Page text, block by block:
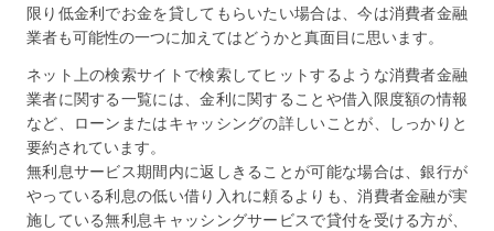
限り低金利でお金を貸してもらいたい場合は、今は消費者金融
業者も可能性の一つに加えてはどうかと真面目に思います。
ネット上の検索サイトで検索してヒットするような消費者金融
業者に関する一覧には、金利に関することや借入限度額の情報
など、ローンまたはキャッシングの詳しいことが、しっかりと
要約されています。
無利息サービス期間内に返しきることが可能な場合は、銀行が
やっている利息の低い借り入れに頼るよりも、消費者金融が実
施している無利息キャッシングサービスで貸付を受ける方が、